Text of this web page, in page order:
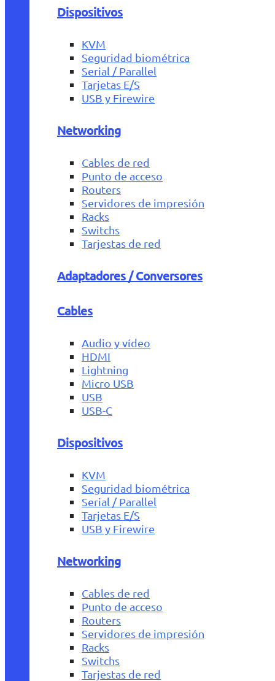
Dispositivos
KVM
Seguridad biométrica
Serial / Parallel
Tarjetas E/S
USB y Firewire
Networking
Cables de red
Punto de acceso
Routers
Servidores de impresión
Racks
Switchs
Tarjestas de red
Adaptadores / Conversores
Cables
Audio y vídeo
HDMI
Lightning
Micro USB
USB
USB-C
Dispositivos
KVM
Seguridad biométrica
Serial / Parallel
Tarjetas E/S
USB y Firewire
Networking
Cables de red
Punto de acceso
Routers
Servidores de impresión
Racks
Switchs
Tarjestas de red